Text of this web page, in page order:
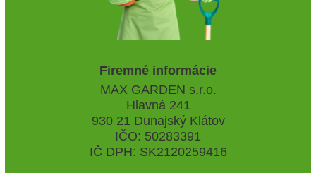
Firemné informácie
MAX GARDEN s.r.o.
Hlavná 241
930 21 Dunajský Klátov
IČO: 50283391
IČ DPH: SK2120259416